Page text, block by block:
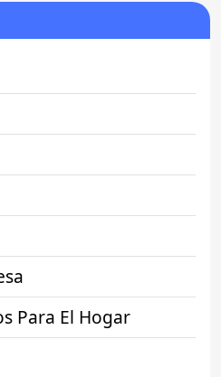
Para El Hogar